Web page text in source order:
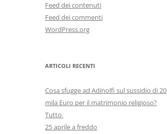
Feed dei contenuti
Feed dei commenti
WordPress.org
ARTICOLI RECENTI
Cosa sfugge ad Adinolfi sul sussidio di 20
mila Euro per il matrimonio religioso?
Tutto.
25 aprile a freddo